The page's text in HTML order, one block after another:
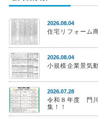
2026.08.04
住宅リフォーム
2026.08.04
小規模企業景気
2026.07.28
令和８年度 門
集！！